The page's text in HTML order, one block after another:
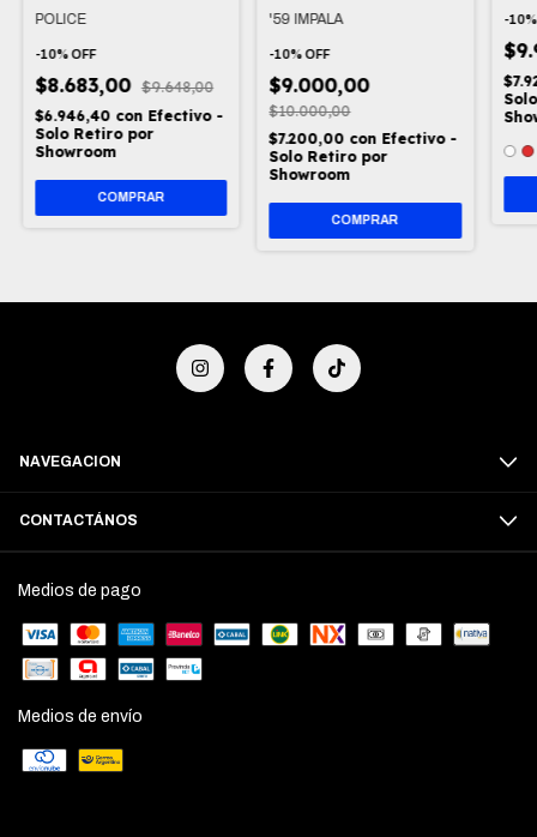
POLICE
-10%OFF
$8.683,00 $9.648,00
$6.946,40 con Efectivo -
Solo Retiro por
Showroom
'59 IMPALA
-10%OFF
$9.000,00
$10.000,00
$7.200,00 con Efectivo -
Solo Retiro por
Showroom
-10
NAVEGACION
CONTACTÁNOS
Medios de pago
Medios de envío